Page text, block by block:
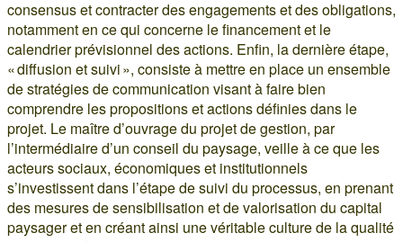
consensus et contracter des engagements et des obligations,
notamment en ce qui concerne le financement et le
calendrier prévisionnel des actions. Enfin, la dernière étape,
« diffusion et suivi », consiste à mettre en place un ensemble
de stratégies de communication visant à faire bien
comprendre les propositions et actions définies dans le
projet. Le maître d’ouvrage du projet de gestion, par
l’intermédiaire d’un conseil du paysage, veille à ce que les
acteurs sociaux, économiques et institutionnels
s’investissent dans l’étape de suivi du processus, en prenant
des mesures de sensibilisation et de valorisation du capital
paysager et en créant ainsi une véritable culture de la qualité